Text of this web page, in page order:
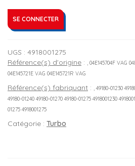
SE CONNECTER
UGS : 4918001275
Référence(s) d'origine : , 04E145704F VAG
04E145721E VAG 04E145721R VAG
Référence(s) fabriquant : , 49180-01230
49180-01240 49180-01270 49180-01275 4918001230
01275 4918001275
Catégorie : Turbo